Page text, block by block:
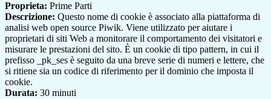
Proprieta: Prime Parti
Descrizione: Questo nome di cookie è associato alla piattaforma di
analisi web open source Piwik. Viene utilizzato per aiutare i
proprietari di siti Web a monitorare il comportamento dei visitatori e
misurare le prestazioni del sito. È un cookie di tipo pattern, in cui il
prefisso _pk_ses è seguito da una breve serie di numeri e lettere, che
si ritiene sia un codice di riferimento per il dominio che imposta il
cookie.
Durata: 30 minuti